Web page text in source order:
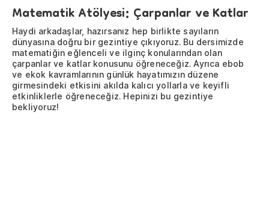
Matematik Atölyesi: Çarpanlar ve Katlar
Haydi arkadaşlar, hazırsanız hep birlikte sayıların
dünyasına doğru bir gezintiye çıkıyoruz. Bu dersimizde
matematiğin eğlenceli ve ilginç konularından olan
çarpanlar ve katlar konusunu öğreneceğiz. Ayrıca ebob
ve ekok kavramlarının günlük hayatımızın düzene
girmesindeki etkisini akılda kalıcı yollarla ve keyifli
etkinliklerle öğreneceğiz. Hepinizi bu gezintiye
bekliyoruz!